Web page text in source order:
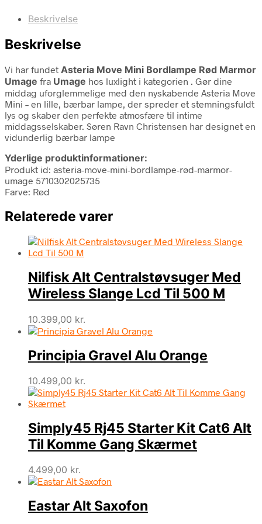
Beskrivelse
Beskrivelse
Vi har fundet Asteria Move Mini Bordlampe Rød Marmor
Umage fra Umage hos luxlight i kategorien . Gør dine
middag uforglemmelige med den nyskabende Asteria Move
Mini – en lille, bærbar lampe, der spreder et stemningsfuldt
lys og skaber den perfekte atmosfære til intime
middagsselskaber. Søren Ravn Christensen har designet en
vidunderlig bærbar lampe
Yderlige produktinformationer:
Produkt id: asteria-move-mini-bordlampe-rød-marmor-
umage 5710302025735
Farve: Rød
Relaterede varer
Nilfisk Alt Centralstøvsuger Med
Wireless Slange Lcd Til 500 M
10.399,00 kr.
Principia Gravel Alu Orange
10.499,00 kr.
Simply45 Rj45 Starter Kit Cat6 Alt
Til Komme Gang Skærmet
4.499,00 kr.
Eastar Alt Saxofon